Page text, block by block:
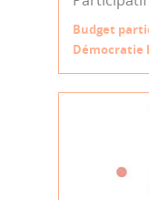
Budget
Démocratie